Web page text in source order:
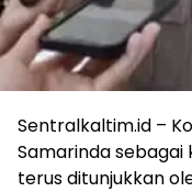
Sentralkaltim.id –
Samarinda sebagai
terus ditunjukkan